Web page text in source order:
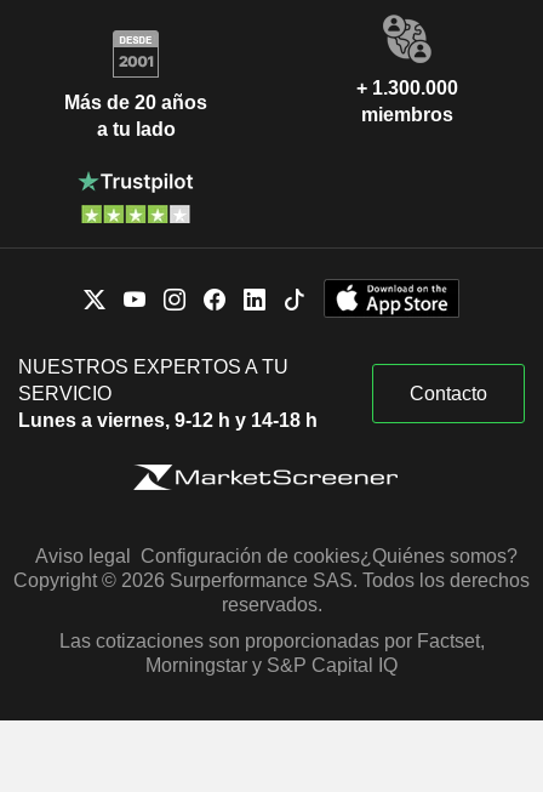
Más de 20 años
a tu lado
+ 1.300.000
miembros
NUESTROS EXPERTOS A TU
SERVICIO
Lunes a viernes, 9-12 h y 14-18 h
Contacto
Aviso legal Configuración de cookies¿Quiénes somos?
Copyright © 2026 Surperformance SAS. Todos los derechos
reservados.
Las cotizaciones son proporcionadas por Factset,
Morningstar y S&P Capital IQ